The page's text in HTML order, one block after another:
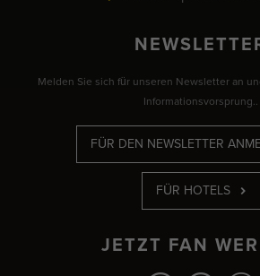
Melden Sie sich für unseren Newsletter an
Informationsvorsprung..
FÜR DEN NEWSLETTER
FÜR HOTELS
JETZT FAN